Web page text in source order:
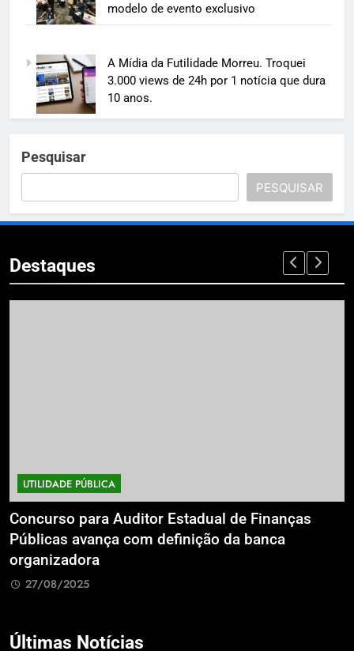
modelo de evento exclusivo
A Mídia da Futilidade Morreu. Troquei
3.000 views de 24h por 1 notícia que dura
10 anos.
Pesquisar
PESQUISAR
Destaques
UTILIDADE PÚBLICA
Concurso para Auditor Estadual de Finanças
Públicas avança com definição da banca
organizadora
27/08/2025
Últimas Notícias